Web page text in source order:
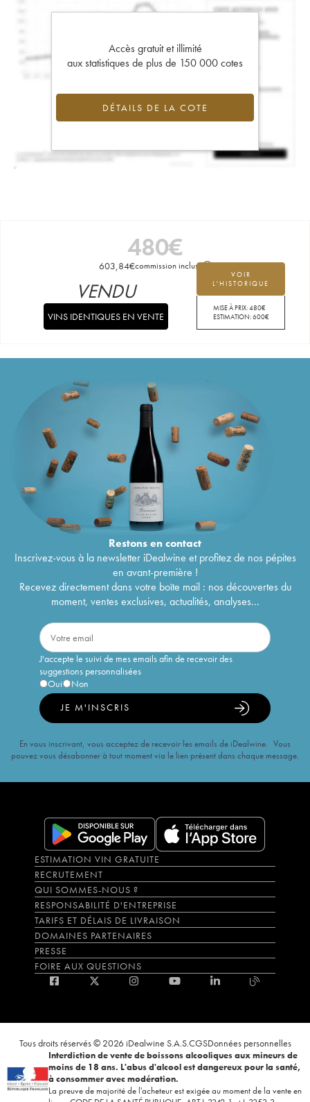
Accès gratuit et illimité
aux statistiques de plus de 150 000 cotes
DÉTAILS DE LA COTE
480€
603,84€commission incluse
VOIR
L'HISTORIQUE
MISE À PRIX:480€
ESTIMATION:600€
VENDU
VINS IDENTIQUES EN VENTE
Restons encontact
Inscrivez-vous à la newsletter iDealwine et profitez de nos pépites
en avant-première !
Recevez directement dans votre boîte mail : nos découvertes du
moment, ventes exclusives, actualités, analyses...
J'accepte le suivi de mes emails afin de recevoir des
suggestions personnalisées
Oui
Non
JE M'INSCRIS
En vous inscrivant, vous acceptez de recevoir les emails de iDealwine. Vous
pouvez vous désabonner à tout moment via le lien présent dans chaque message.
ESTIMATION VIN GRATUITE
RECRUTEMENT
QUI SOMMES-NOUS ?
RESPONSABILITÉ D'ENTREPRISE
TARIFS ET DÉLAIS DE LIVRAISON
DOMAINES PARTENAIRES
PRESSE
FOIRE AUX QUESTIONS
Tous droits réservés © 2026 iDealwine S.A.S.CGSDonnées personnelles
Interdiction de vente de boissons alcooliques aux mineurs de
moins de 18 ans. L'abus d'alcool est dangereux pour la santé,
à consommer avec modération.
La preuve de majorité de l'acheteur est exigée au moment de la vente en